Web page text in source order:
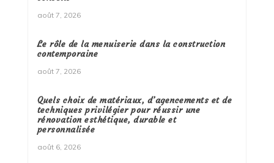
août 7, 2026
Le rôle de la menuiserie dans la construction
contemporaine
août 7, 2026
Quels choix de matériaux, d’agencements et de
techniques privilégier pour réussir une
rénovation esthétique, durable et
personnalisée
août 6, 2026